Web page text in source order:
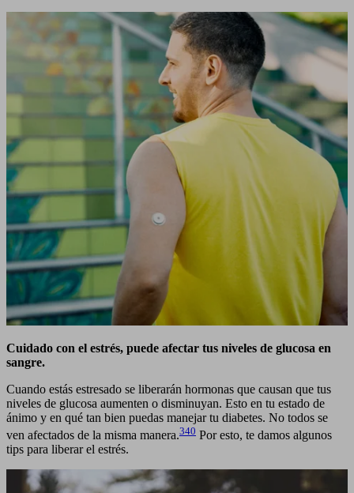
Cuidado con el estrés, puede afectar tus niveles de glucosa en
sangre.
Cuando estás estresado se liberarán hormonas que causan que tus
niveles de glucosa aumenten o disminuyan. Esto en tu estado de
ánimo y en qué tan bien puedas manejar tu diabetes. No todos se
ven afectados de la misma manera.340 Por esto, te damos algunos
tips para liberar el estrés.